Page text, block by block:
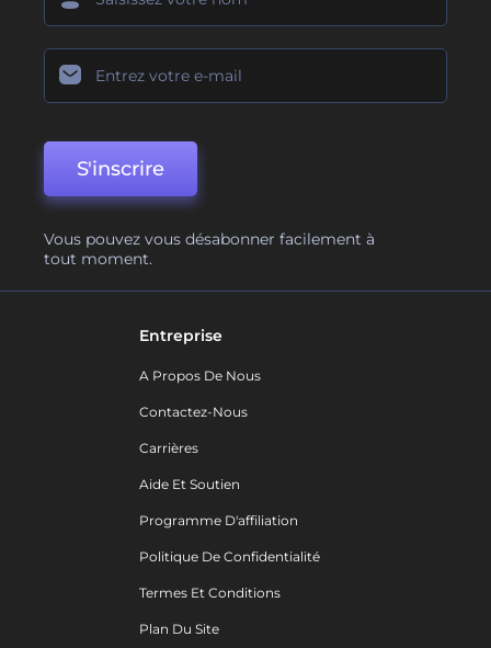
S'inscrire
Vous pouvez vous désabonner facilement à
tout moment.
Entreprise
A Propos De Nous
Contactez-Nous
Carrières
Aide Et Soutien
Programme D'affiliation
Politique De Confidentialité
Termes Et Conditions
Plan Du Site